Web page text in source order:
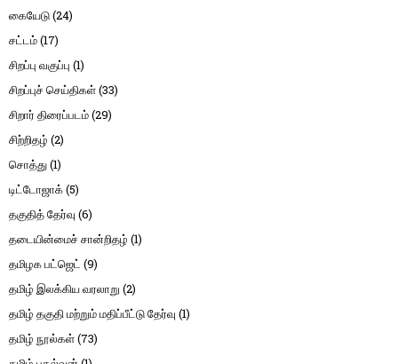
கையேடு(24)
சட்டம்(17)
சிறப்பு வகுப்பு (1)
சிறப்புச் செய்திகள்(33)
சிறார் திரைப்படம்(29)
சிற்றிதழ் (2)
சொத்து(1)
டிட்டோஜாக்(5)
தகுதித் தேர்வு (6)
தடையின்மைச் சான்றிதழ் (1)
தமிழக பட்ஜெட் (9)
தமிழ் இலக்கிய வரலாறு (2)
தமிழ் தகுதி மற்றும் மதிப்பீட்டு தேர்வு (1)
தமிழ் நூல்கள்(73)